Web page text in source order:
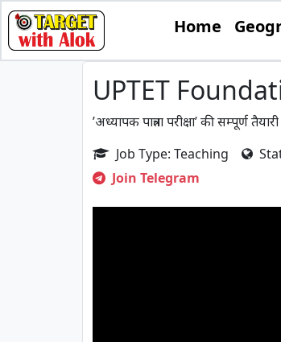
Home
UPTET
’अध्यापक पात्रता परीक्षा’ की
Job Type: Teaching
Join Telegram